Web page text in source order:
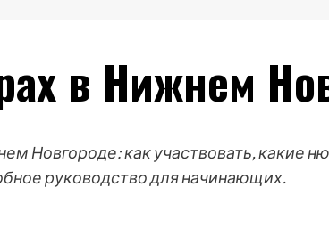
в Нижнем
Новгороде: как участвовать, какие
руководство для начинающих.